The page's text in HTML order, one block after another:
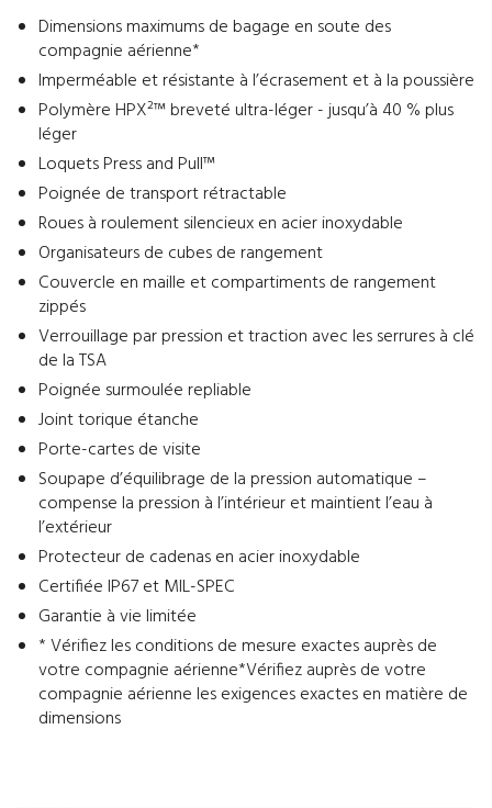
Dimensions maximums de bagage en soute des
compagnie aérienne*
Imperméable et résistante à l’écrasement et à la poussière
Polymère HPX²™ breveté ultra-léger - jusqu’à 40 % plus
léger
Loquets Press and Pull™
Poignée de transport rétractable
Roues à roulement silencieux en acier inoxydable
Organisateurs de cubes de rangement
Couvercle en maille et compartiments de rangement
zippés
Verrouillage par pression et traction avec les serrures à clé
de la TSA
Poignée surmoulée repliable
Joint torique étanche
Porte-cartes de visite
Soupape d’équilibrage de la pression automatique –
compense la pression à l’intérieur et maintient l’eau à
l’extérieur
Protecteur de cadenas en acier inoxydable
Certifiée IP67 et MIL-SPEC
Garantie à vie limitée
* Vérifiez les conditions de mesure exactes auprès de
votre compagnie aérienne*Vérifiez auprès de votre
compagnie aérienne les exigences exactes en matière de
dimensions